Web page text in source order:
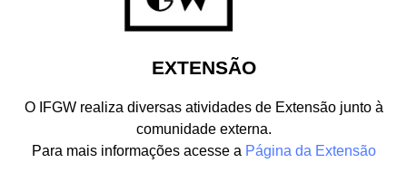
EXTENSÃO
O IFGW realiza diversas atividades de Extensão junto à
comunidade externa.
Para mais informações acesse a Página da Extensão